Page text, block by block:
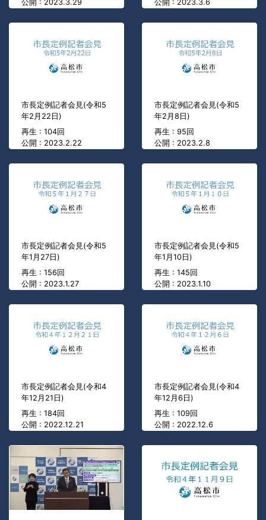
公開 : 2023.3.29 公開 : 2023.3.6
市長定例記者会見(令和5
年2月22日)
再生 : 104回
公開 : 2023.2.22
市長定例記者会見(令和5
年2月8日)
再生 : 95回
公開 : 2023.2.8
市長定例記者会見(令和5
年1月27日)
再生 : 156回
公開 : 2023.1.27
市長定例記者会見(令和5
年1月10日)
再生 : 145回
公開 : 2023.1.10
市長定例記者会見(令和4
年12月21日)
再生 : 184回
公開 : 2022.12.21
市長定例記者会見(令和4
年12月6日)
再生 : 109回
公開 : 2022.12.6